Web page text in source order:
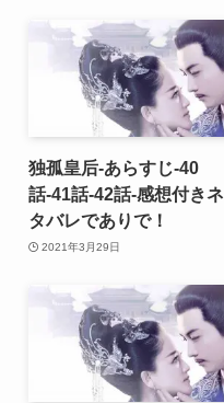
独孤皇后-あらすじ-40
話-41話-42話-感想付きネ
タバレでありで！
2021年3月29日